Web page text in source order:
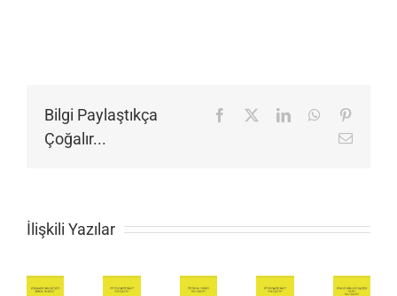
Bilgi Paylaştıkça
Çoğalır...
Facebook LinkedInWhatsApp
E-
İlişkili Yazılar